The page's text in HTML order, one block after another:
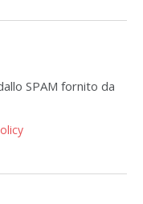
SPAM fornito da